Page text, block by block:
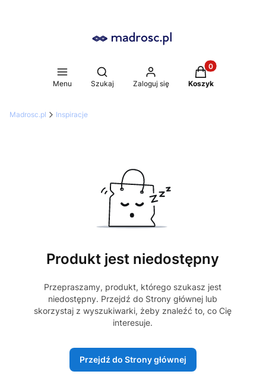
Menu
Otwórz wyszukiwarkę
Szukaj Zaloguj się
Produkty w
Koszyk
Madrosc.pl Inspiracje
Produkt jest niedostępny
Przepraszamy, produkt, którego szukasz jest
niedostępny. Przejdź do Strony głównej lub
skorzystaj z wyszukiwarki, żeby znaleźć to, co Cię
interesuje.
Przejdź do Strony głównej